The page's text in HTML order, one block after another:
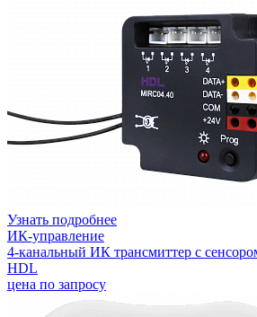
Узнать подробнее
ИК-управление
4-канальный ИК трансмиттер с
HDL
цена по запросу